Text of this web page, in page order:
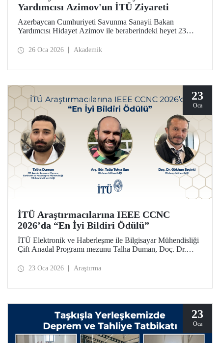
Yardımcısı Azimov'un İTÜ Ziyareti
Azerbaycan Cumhuriyeti Savunma Sanayii Bakan
Yardımcısı Hidayet Azimov ile beraberindeki heyet 23
ziyarette bulundu.
26 Oca 2026 Akademik
23
Oca
İTÜ Araştırmacılarına IEEE CCNC
2026’da “En İyi Bildiri Ödülü”
İTÜ Elektronik ve Haberleşme ile Bilgisayar Mühendisliği
Çift Anadal Programı mezunu Talha Duman, Doç. Dr.
kapsamında, Arş. Gör. Talip Tolga Sarı ile birlikte sunduğu
23 Oca 2026 Araştırma
23
Oca